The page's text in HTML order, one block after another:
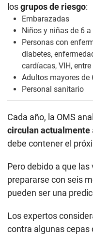
losgrupos de riesgo:
Embarazadas
Niños y niñas de 6
Personas con
diabetes,
cardíacas, VIH,
Adultos mayores de
Personal sanitario
Cada año, la OMS
circulan actualmente
debe contener el
Pero debido a que
prepararse con seis
pueden ser una
Los expertos
contra algunas cepas